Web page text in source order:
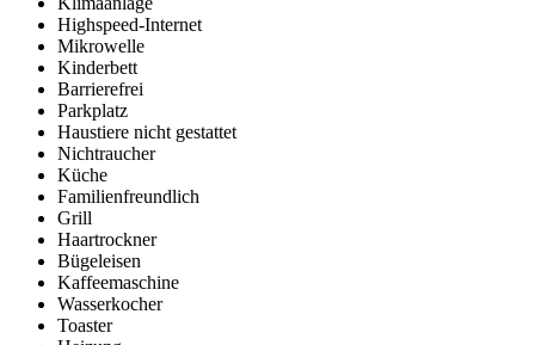
Highspeed-Internet
Mikrowelle
Kinderbett
Barrierefrei
Parkplatz
Haustiere nicht gestattet
Nichtraucher
Küche
Familienfreundlich
Grill
Haartrockner
Bügeleisen
Kaffeemaschine
Wasserkocher
Toaster